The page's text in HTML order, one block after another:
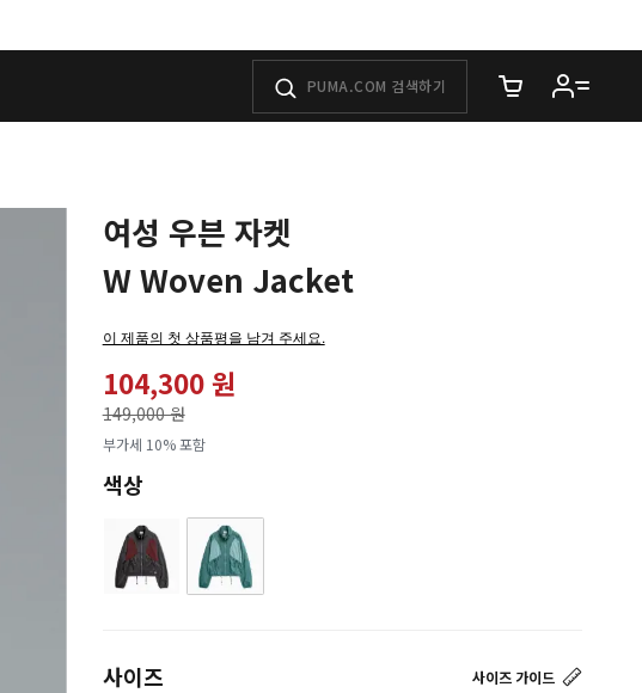
장바구니에 담은
여성 우븐 자켓
W Woven Jacket
이 제품의 첫 상품평을 남겨 주세요.
104,300 원
149,000 원
로
부가세 10% 포함
색상
사이즈 가이드
사이즈